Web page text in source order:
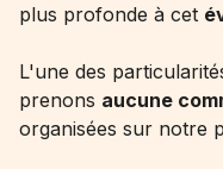
plus profonde à cet
L'une des
prenons aucune
organisées sur notre